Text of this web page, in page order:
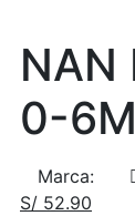
NAN
0-
Marca:
S/ 52.90